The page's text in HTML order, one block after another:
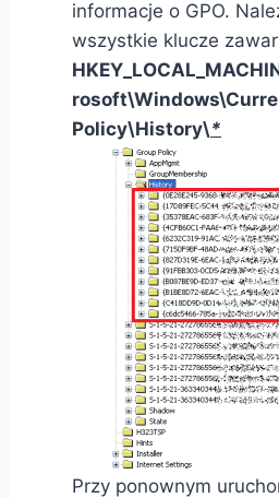
informacje o GPO.
wszystkie klucze
Policy\History\*
Przy ponownym